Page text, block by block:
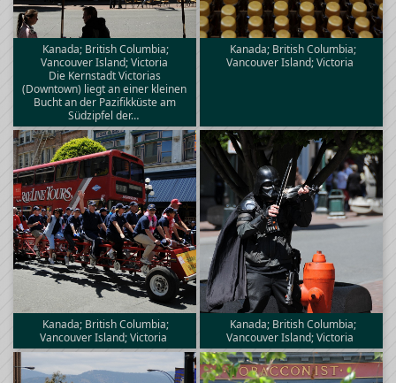
Kanada; British Columbia;
Vancouver Island; Victoria
Die Kernstadt Victorias
(Downtown) liegt an einer kleinen
Bucht an der Pazifikküste am
Südzipfel der…
Kanada; British Columbia;
Vancouver Island; Victoria
Kanada; British Columbia;
Vancouver Island; Victoria
Kanada; British Columbia;
Vancouver Island; Victoria